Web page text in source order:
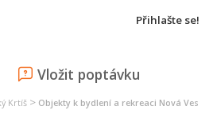
Přihlašte se!
Vložit poptávku
Krtíš > Objekty k bydlení a rekreaci Nová Ves